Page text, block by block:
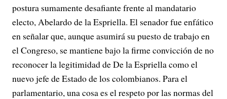
postura sumamente desafiante frente al mandatario
electo, Abelardo de la Espriella. El senador fue enfático
en señalar que, aunque asumirá su puesto de trabajo en
el Congreso, se mantiene bajo la firme convicción de no
reconocer la legitimidad de De la Espriella como el
nuevo jefe de Estado de los colombianos. Para el
parlamentario, una cosa es el respeto por las normas del